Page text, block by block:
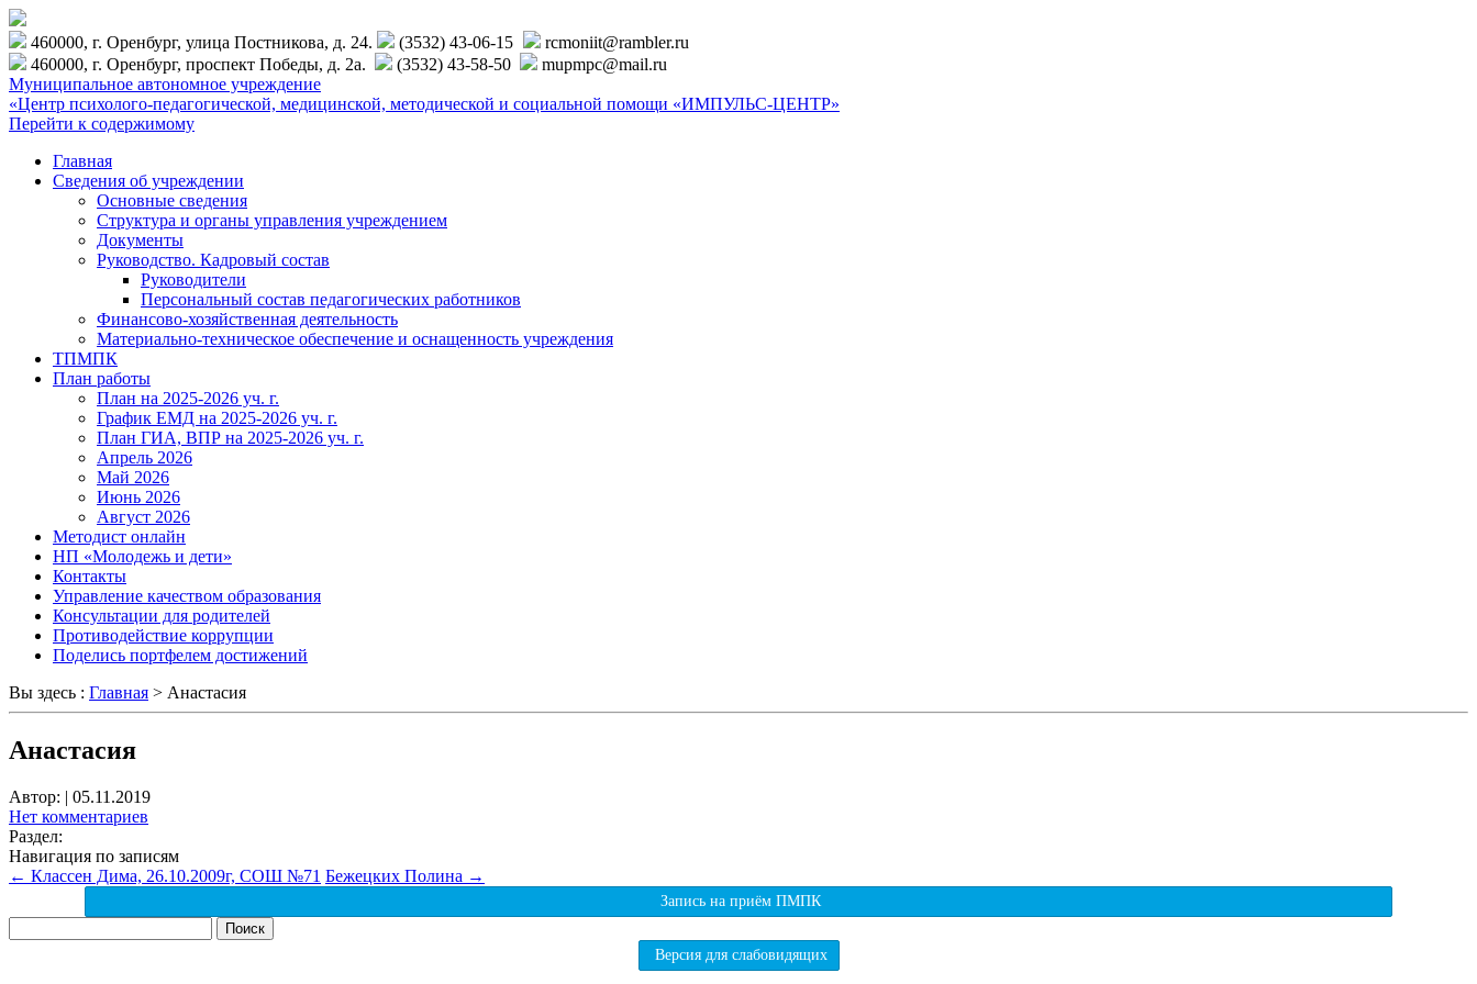
460000, г. Оренбург, улица Постникова, д. 24. (3532) 43-06-15
rcmoniit@rambler.ru
460000, г. Оренбург, проспект Победы, д. 2а.
(3532) 43-58-50
mupmpc@mail.ru
Муниципальное автономное учреждение
«Центр психолого-педагогической, медицинской, методической и социальной помощи «ИМПУЛЬС-ЦЕНТР»
Перейти к содержимому
Главная
Сведения об учреждении
Основные сведения
Структура и органы управления учреждением
Документы
Руководство. Кадровый состав
Руководители
Персональный состав педагогических работников
Финансово-хозяйственная деятельность
Материально-техническое обеспечение и оснащенность учреждения
ТПМПК
План работы
План на 2025-2026 уч. г.
График ЕМД на 2025-2026 уч. г.
План ГИА, ВПР на 2025-2026 уч. г.
Апрель 2026
Май 2026
Июнь 2026
Август 2026
Методист онлайн
НП «Молодежь и дети»
Контакты
Управление качеством образования
Консультации для родителей
Противодействие коррупции
Поделись портфелем достижений
Вы здесь : Главная > Анастасия
Анастасия
Автор: | 05.11.2019
Нет комментариев
Раздел:
Навигация по записям
← Классен Дима, 26.10.2009г, СОШ №71 Бежецких Полина →
Запись на приём ПМПК
Версия для слабовидящих